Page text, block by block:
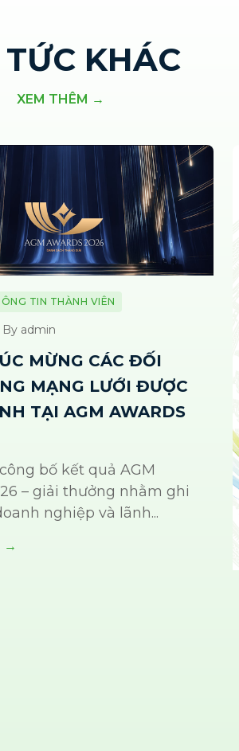
KHÁC
XEM THÊM →
TIN THÀNH VIÊN
By admin
MỪNG CÁC ĐỐI
MẠNG LƯỚI ĐƯỢC
TẠI AGM AWARDS
bố kết quả AGM
– giải thưởng nhằm ghi
nghiệp và lãnh...
→